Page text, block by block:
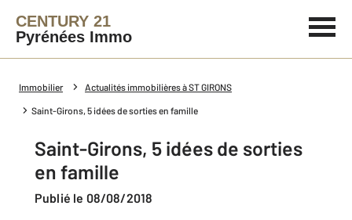
CENTURY 21
Pyrénées Immo
Immobilier Actualités immobilières à ST GIRONS
Saint-Girons, 5 idées de sorties en famille
Saint-Girons, 5 idées de sorties
en famille
Publié le 08/08/2018